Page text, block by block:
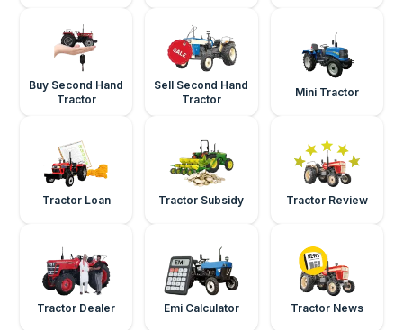
Buy Second Hand
Tractor
Sell Second Hand
Tractor
Mini Tractor
Tractor Loan Tractor Subsidy Tractor Review
Tractor Dealer Emi Calculator Tractor News